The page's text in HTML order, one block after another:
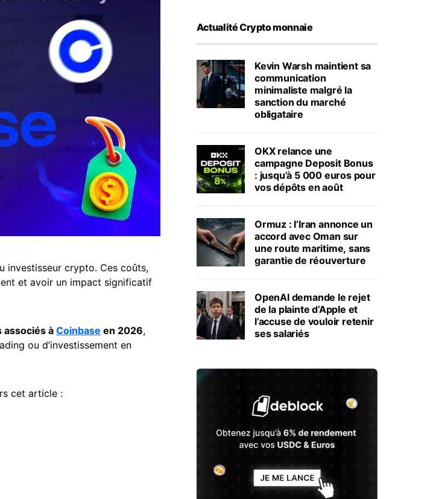
investisseur crypto. Ces coûts,
et avoir un impact significatif
associés à Coinbase en 2026,
ou d’investissement en
cet article :
Actualité Crypto monnaie
Kevin Warsh maintient sa
communication
minimaliste malgré la
sanction du marché
obligataire
OKX relance une
campagne Deposit Bonus
: jusqu’à 5 000 euros pour
vos dépôts en août
Ormuz : l’Iran annonce un
accord avec Oman sur
une route maritime, sans
garantie de réouverture
OpenAI demande le rejet
de la plainte d’Apple et
l’accuse de vouloir retenir
ses salariés